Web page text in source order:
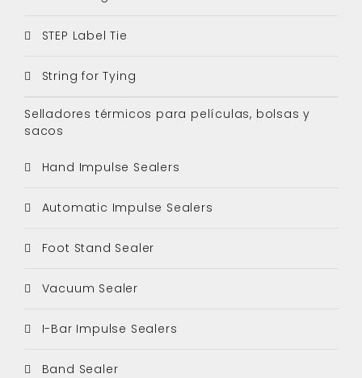
STEP Label Tie
String for Tying
Selladores térmicos para películas, bolsas y
sacos
Hand Impulse Sealers
Automatic Impulse Sealers
Foot Stand Sealer
Vacuum Sealer
I-Bar Impulse Sealers
Band Sealer